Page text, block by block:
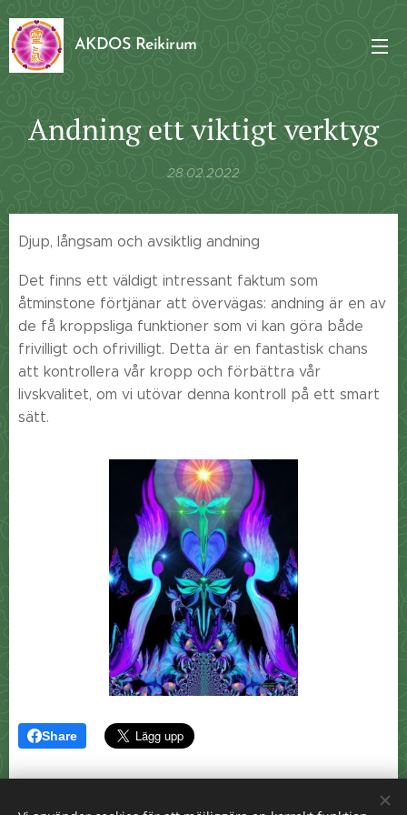
AKDOS Reikirum
Andning ett viktigt verktyg
28.02.2022
Djup, långsam och avsiktlig andning
Det finns ett väldigt intressant faktum som
åtminstone förtjänar att övervägas: andning är en av
de få kroppsliga funktioner som vi kan göra både
frivilligt och ofrivilligt. Detta är en fantastisk chans
att kontrollera vår kropp och förbättra vår
livskvalitet, om vi utövar denna kontroll på ett smart
sätt.
Share